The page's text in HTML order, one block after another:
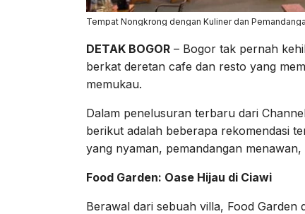
Tempat Nongkrong dengan Kuliner dan
DETAK BOGOR – Bogor tak pernah
berkat deretan cafe dan resto yang
memukau.
Dalam penelusuran terbaru dari
berikut adalah beberapa rekomendasi
yang nyaman, pemandangan
Food Garden: Oase Hijau di Ciawi
Berawal dari sebuah villa, Food Garden